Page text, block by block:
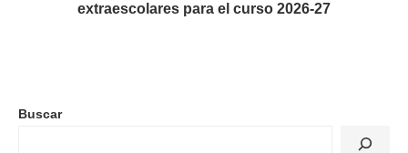
extraescolares para el curso 2026-27
Buscar